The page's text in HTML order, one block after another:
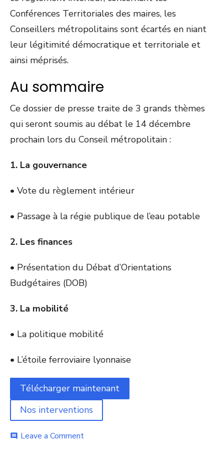
Conférences Territoriales des maires, les
Conseillers métropolitains sont écartés en niant
leur légitimité démocratique et territoriale et
ainsi méprisés.
Au sommaire
Ce dossier de presse traite de 3 grands thèmes
qui seront soumis au débat le 14 décembre
prochain lors du Conseil métropolitain :
1. La gouvernance
• Vote du règlement intérieur
• Passage à la régie publique de l’eau potable
2. Les finances
• Présentation du Débat d’Orientations
Budgétaires (DOB)
3. La mobilité
• La politique mobilité
• L’étoile ferroviaire lyonnaise
Télécharger maintenant
Nos interventions
comment Leave a Commenton